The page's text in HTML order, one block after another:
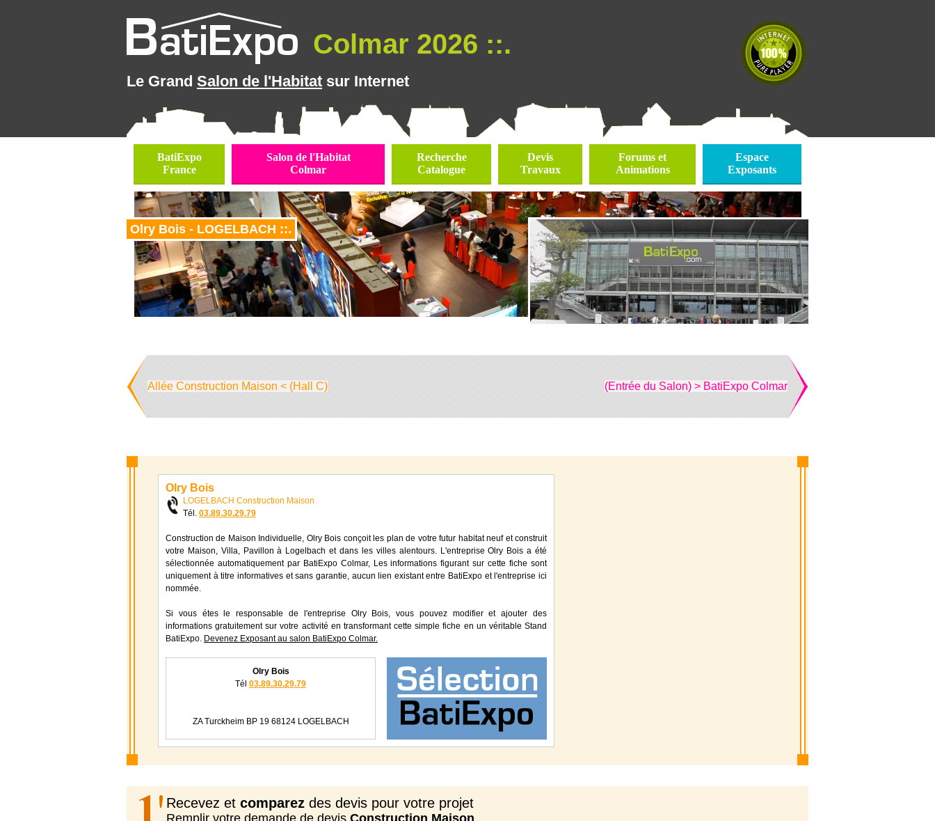
Colmar 2026 ::.
Le Grand Salon de l'Habitat sur Internet
BatiExpo
France
Salon de l'Habitat
Colmar
Recherche
Catalogue
Devis
Travaux
Forums et
Animations
Espace
Exposants
Olry Bois - LOGELBACH ::.
Allée Construction Maison < (Hall C) (Entrée du Salon) > BatiExpo Colmar
Olry Bois
LOGELBACH Construction Maison
Tél. 03.89.30.29.79
Construction de Maison Individuelle, Olry Bois conçoit les plan de votre futur habitat neuf et construit
votre Maison, Villa, Pavillon à Logelbach et dans les villes alentours. L'entreprise Olry Bois a été
sélectionnée automatiquement par BatiExpo Colmar, Les informations figurant sur cette fiche sont
uniquement à titre informatives et sans garantie, aucun lien existant entre BatiExpo et l'entreprise ici
nommée.
Si vous étes le responsable de l'entreprise Olry Bois, vous pouvez modifier et ajouter des
informations gratuitement sur votre activité en transformant cette simple fiche en un véritable Stand
BatiExpo. Devenez Exposant au salon BatiExpo Colmar.
Olry Bois
Tél 03.89.30.29.79
ZA Turckheim BP 19 68124 LOGELBACH
Recevez et comparez des devis pour votre projet
Remplir votre demande de devis Construction Maison